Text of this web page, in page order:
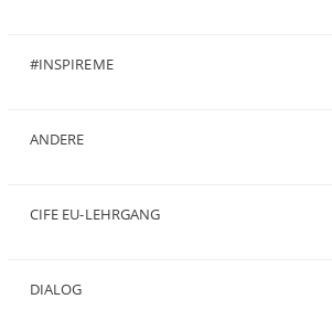
#INSPIREME
ANDERE
CIFE EU-LEHRGANG
DIALOG